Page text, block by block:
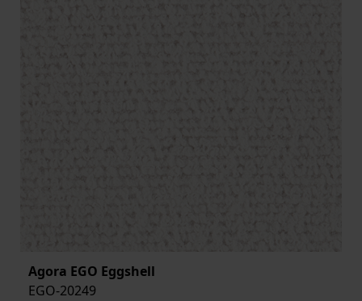
Agora EGO Eggshell
EGO-20249